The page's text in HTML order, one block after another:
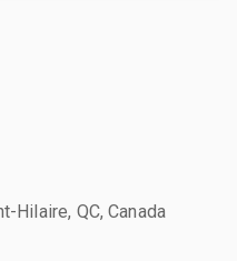
Hilaire, QC, Canada